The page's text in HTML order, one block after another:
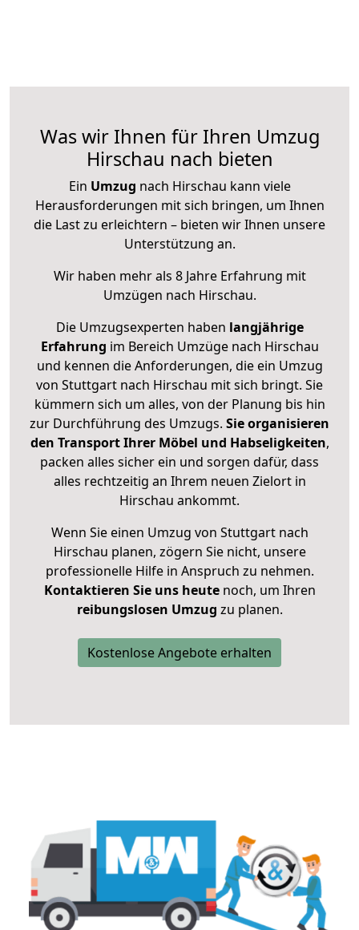
Was wir Ihnen für Ihren Umzug
Hirschau nach bieten
Ein Umzug nach Hirschau kann viele
Herausforderungen mit sich bringen, um Ihnen
die Last zu erleichtern – bieten wir Ihnen unsere
Unterstützung an.
Wir haben mehr als 8 Jahre Erfahrung mit
Umzügen nach Hirschau.
Die Umzugsexperten haben langjährige
Erfahrung im Bereich Umzüge nach Hirschau
und kennen die Anforderungen, die ein Umzug
von Stuttgart nach Hirschau mit sich bringt. Sie
kümmern sich um alles, von der Planung bis hin
zur Durchführung des Umzugs. Sie organisieren
den Transport Ihrer Möbel und Habseligkeiten,
packen alles sicher ein und sorgen dafür, dass
alles rechtzeitig an Ihrem neuen Zielort in
Hirschau ankommt.
Wenn Sie einen Umzug von Stuttgart nach
Hirschau planen, zögern Sie nicht, unsere
professionelle Hilfe in Anspruch zu nehmen.
Kontaktieren Sie uns heutenoch, um Ihren
reibungslosen Umzug zu planen.
Kostenlose Angebote erhalten